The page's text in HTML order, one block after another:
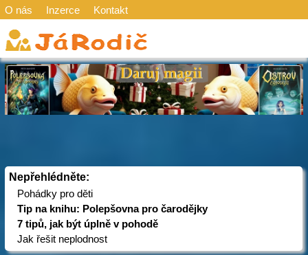
O nás Inzerce Kontakt
Nepřehlédněte:
Pohádky pro děti
Tip na knihu: Polepšovna pro čarodějky
7 tipů, jak být úplně v pohodě
Jak řešit neplodnost